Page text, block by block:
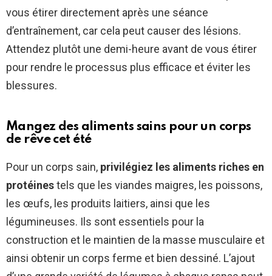
vous étirer directement après une séance
d’entraînement, car cela peut causer des lésions.
Attendez plutôt une demi-heure avant de vous étirer
pour rendre le processus plus efficace et éviter les
blessures.
Mangez des aliments sains pour un corps
de rêve cet été
Pour un corps sain, privilégiez les aliments riches en
protéinestels que les viandes maigres, les poissons,
les œufs, les produits laitiers, ainsi que les
légumineuses. Ils sont essentiels pour la
construction et le maintien de la masse musculaire et
ainsi obtenir un corps ferme et bien dessiné. L’ajout